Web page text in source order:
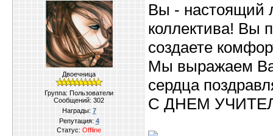
Двоечница
Группа: Пользователи
Сообщений: 302
Награды: 7
Репутация: 4
Статус: Offline
Вы - настоящий
коллектива! Вы
создаете
Мы выражаем
сердца
С ДНЕМ